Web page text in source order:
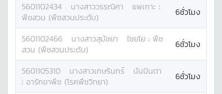
5601102434 นางสาววรรณิศา แพเกาะ :
พืชสวน (พืชสวนประดับ)
6ชั่วโมง
5601102466 นางสาวสุมัชยา ไชยโย : พืช
สวน (พืชสวนประดับ)
6ชั่วโมง
5601105310 นางสาวเกษรินทร์
นันปินตา
: อารักขาพืช (โรคพืชวิทยา) 6ชั่วโมง